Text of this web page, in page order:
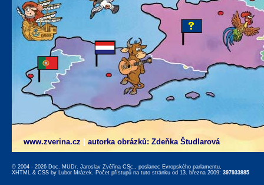
www.zverina.cz autorka obrázků: Zdeňka Študlarová
© 2004 - 2026 Doc. MUDr. Jaroslav Zvěřina CSc., poslanec Evropského parlamentu,
XHTML & CSS by Lubor Mrázek. Počet přístupů na tuto stránku od 13. března 2009: 397933885